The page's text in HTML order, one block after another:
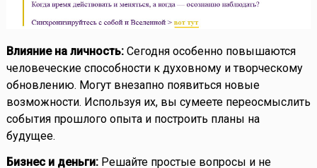
Влияние на личность:Сегодня особенно повышаются
человеческие способности к духовному и творческому
обновлению. Могут внезапно появиться новые
возможности. Используя их, вы сумеете переосмыслить
события прошлого опыта и построить планы на
будущее.
Бизнес и деньги:Решайте простые вопросы и не